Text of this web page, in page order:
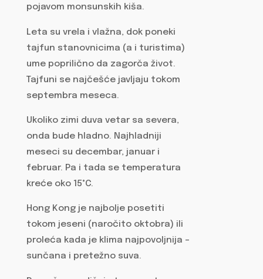
pojavom monsunskih kiša.
Leta su vrela i vlažna, dok poneki
tajfun stanovnicima (a i turistima)
ume poprilično da zagorča život.
Tajfuni se najčešće javljaju tokom
septembra meseca.
Ukoliko zimi duva vetar sa severa,
onda bude hladno. Najhladniji
meseci su decembar, januar i
februar. Pa i tada se temperatura
kreće oko 15°C.
Hong Kong je najbolje posetiti
tokom jeseni (naročito oktobra) ili
proleća kada je klima najpovoljnija –
sunčana i pretežno suva.